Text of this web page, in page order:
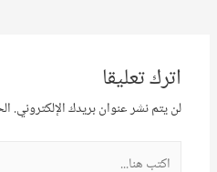
اترك تعليقا
لن يتم نشر عنوان بريدك الإلكتروني.